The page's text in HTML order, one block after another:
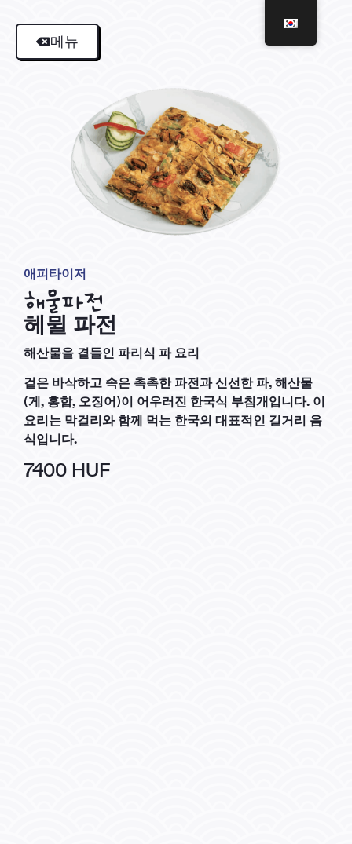
메뉴
애피타이저
해물파전
헤뮐 파전
해산물을 곁들인 파리식 파 요리
겉은 바삭하고 속은 촉촉한 파전과 신선한 파, 해산물
(게, 홍합, 오징어)이 어우러진 한국식 부침개입니다. 이
요리는 막걸리와 함께 먹는 한국의 대표적인 길거리 음
식입니다.
7400 HUF